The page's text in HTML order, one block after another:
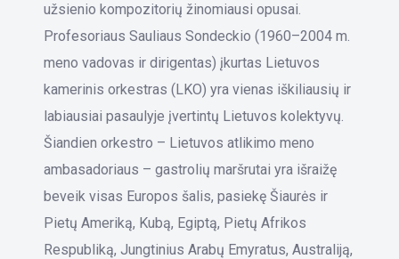
užsienio kompozitorių žinomiausi opusai.
Profesoriaus Sauliaus Sondeckio (1960–2004 m.
meno vadovas ir dirigentas) įkurtas Lietuvos
kamerinis orkestras (LKO) yra vienas iškiliausių ir
labiausiai pasaulyje įvertintų Lietuvos kolektyvų.
Šiandien orkestro – Lietuvos atlikimo meno
ambasadoriaus – gastrolių maršrutai yra išraižę
beveik visas Europos šalis, pasiekę Šiaurės ir
Pietų Ameriką, Kubą, Egiptą, Pietų Afrikos
Respubliką, Jungtinius Arabų Emyratus, Australiją,